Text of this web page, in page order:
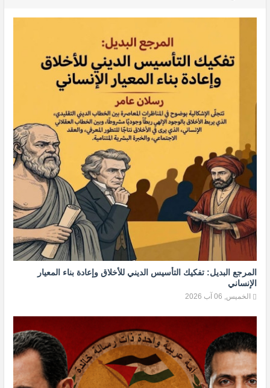
المرجع البديل: تفكيك التأسيس الديني للأخلاق وإعادة بناء المعيار
الإنساني
الخميس, 06 آب 2026